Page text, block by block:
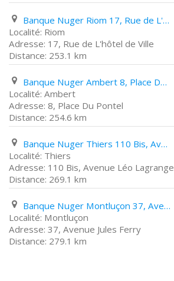
Banque Nuger Riom 17, Rue de L'hôtel de Ville
Riom
17, Rue de L'hôtel de Ville
253.1 km
Banque Nuger Ambert 8, Place Du Pontel
Ambert
8, Place Du Pontel
254.6 km
Banque Nuger Thiers 110 Bis, Avenue Léo Lagrange
Thiers
110 Bis, Avenue Léo Lagrange
269.1 km
Banque Nuger Montluçon 37, Avenue Jules Ferry
Montluçon
37, Avenue Jules Ferry
279.1 km